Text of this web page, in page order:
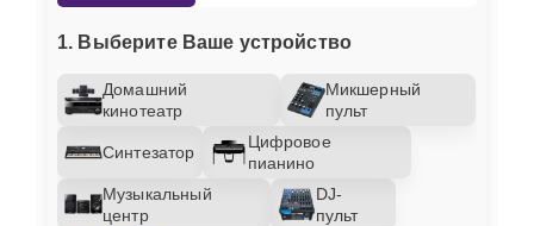
1. Выберите Ваше устройство
Домашний
кинотеатр
Микшерный
пульт
Синтезатор
Цифровое
пианино
Музыкальный
центр
DJ-
пульт